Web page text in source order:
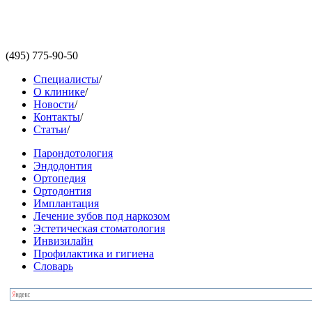
(495) 775-90-50
Специалисты/
О клинике/
Новости/
Контакты/
Статьи/
Парондотология
Эндодонтия
Ортопедия
Ортодонтия
Имплантация
Лечение зубов под наркозом
Эстетическая стоматология
Инвизилайн
Профилактика и гигиена
Словарь